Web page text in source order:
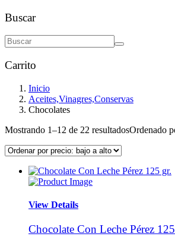
Buscar
Carrito
Inicio
Aceites,Vinagres,Conservas
Chocolates
Mostrando 1–12 de 22 resultadosOrdenado
View Details
Chocolate Con Leche Pérez